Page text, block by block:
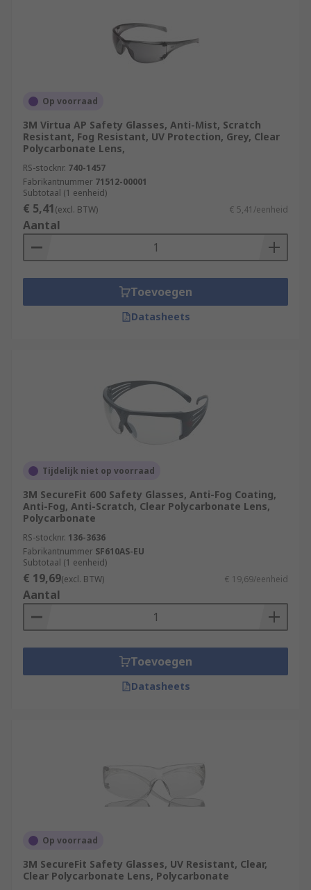
Op voorraad
3M Virtua AP Safety Glasses, Anti-Mist, Scratch
Resistant, Fog Resistant, UV Protection, Grey, Clear
Polycarbonate Lens,
RS-stocknr. 740-1457
Fabrikantnummer 71512-00001
Subtotaal (1 eenheid)
€ 5,41(excl. BTW) € 5,41/eenheid
Aantal
Toevoegen
Datasheets
Tijdelijk niet op voorraad
3M SecureFit 600 Safety Glasses, Anti-Fog Coating,
Anti-Fog, Anti-Scratch, Clear Polycarbonate Lens,
Polycarbonate
RS-stocknr. 136-3636
Fabrikantnummer SF610AS-EU
Subtotaal (1 eenheid)
€ 19,69(excl. BTW) € 19,69/eenheid
Aantal
Toevoegen
Datasheets
Op voorraad
3M SecureFit Safety Glasses, UV Resistant, Clear,
Clear Polycarbonate Lens, Polycarbonate